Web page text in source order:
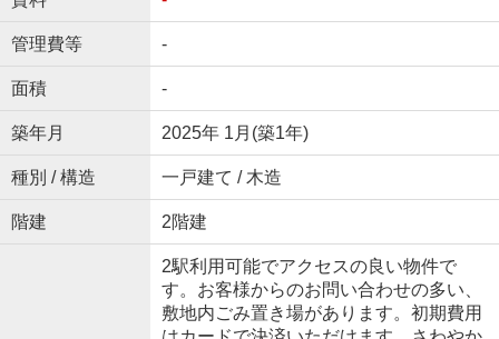
管理費等 -
面積 -
築年月 2025年 1月(築1年)
種別 / 構造 一戸建て / 木造
階建 2階建
2駅利用可能でアクセスの良い物件で
す。お客様からのお問い合わせの多い、
敷地内ごみ置き場があります。初期費用